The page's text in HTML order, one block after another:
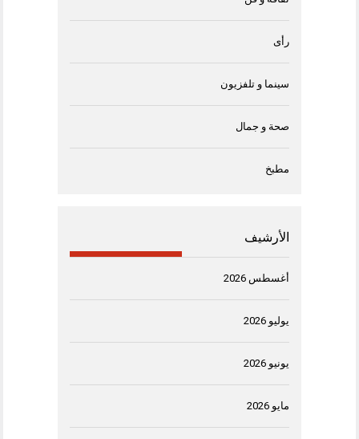
رأى
سينما و تلفزيون
صحة و جمال
مطبخ
الأرشيف
أغسطس 2026
يوليو 2026
يونيو 2026
مايو 2026